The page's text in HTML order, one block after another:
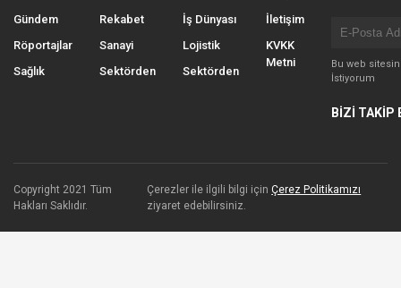
Gündem
Röportajlar
Sağlık
Rekabet
Sanayi
Sektörden
İş Dünyası
Lojistik
Sektörden
İletişim
KVKK
Metni
Bu web
İstiyorum
BİZİ TAKİP
Copyright 2021 Tüm
Hakları Saklıdır.
Çerezler ile ilgili bilgi içinÇerez Politikamızı
ziyaret edebilirsiniz.